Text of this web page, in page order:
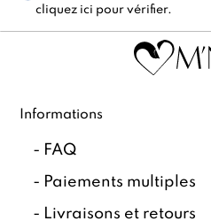
cliquez ici pour vérifier.
Informations
- FAQ
- Paiements multiples
- Livraisons et retours